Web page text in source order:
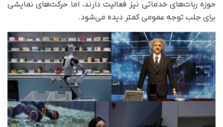
حوزه ربات‌های خدماتی نیز فعالیت دارند، اما حرکت‌های نمایشی
برای جلب توجه عمومی کمتر دیده می‌شود.